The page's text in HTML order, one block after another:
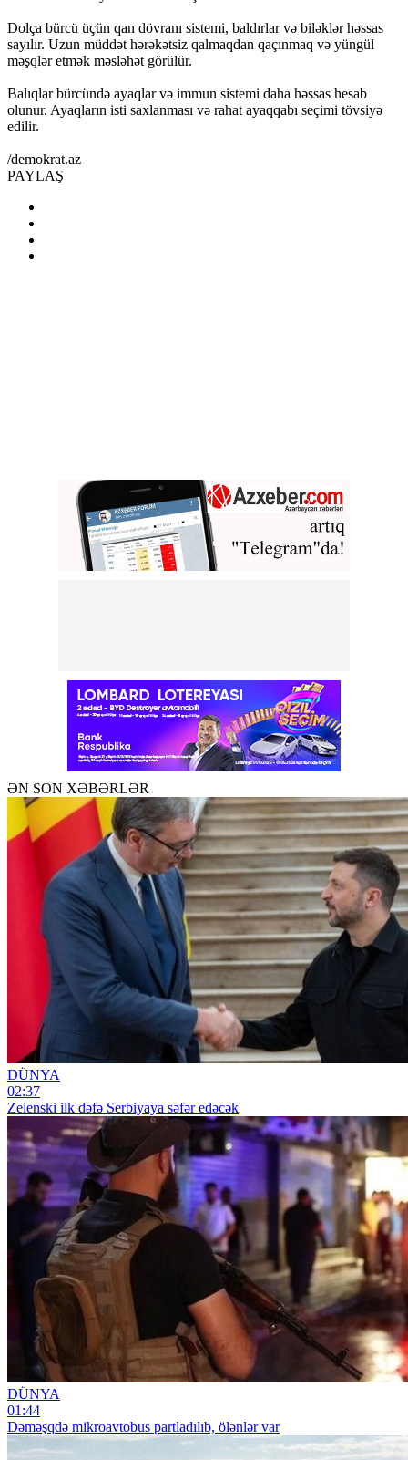
Dolça bürcü üçün qan dövranı sistemi, baldırlar və biləklər həssas
sayılır. Uzun müddət hərəkətsiz qalmaqdan qaçınmaq və yüngül
məşqlər etmək məsləhət görülür.
Balıqlar bürcündə ayaqlar və immun sistemi daha həssas hesab
olunur. Ayaqların isti saxlanması və rahat ayaqqabı seçimi tövsiyə
edilir.
/demokrat.az
PAYLAŞ
ƏN SON XƏBƏRLƏR
DÜNYA
02:37
Zelenski ilk dəfə Serbiyaya səfər edəcək
DÜNYA
01:44
Dəməşqdə mikroavtobus partladılıb, ölənlər var